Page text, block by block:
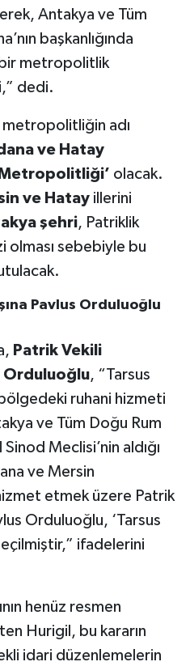
Antakya ve Tüm
başkanlığında
bir metropolitlik
dedi.
metropolitliğin adı
ve Hatay
olacak.
ve Hatayillerini
şehri, Patriklik
olması sebebiyle bu
Pavlus Orduluoğlu
Patrik Vekili
Orduluoğlu, “Tarsus
ruhani hizmeti
ve Tüm Doğu Rum
Meclisi’nin aldığı
ve Mersin
etmek üzere Patrik
Orduluoğlu, ‘Tarsus
ifadelerini
henüz resmen
Hurigil, bu kararın
idari düzenlemelerin